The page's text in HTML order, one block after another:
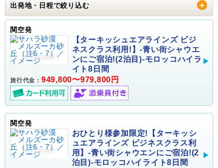
出発地・日程で絞り込む
関空発
【ターキッシュエアラインズ ビジ
ネスクラス利用!】-青い街シャウエ
ンにご宿泊!(2泊目)-モロッコハイラ
イト8日間
旅行代金： 949,800〜979,800円
関空発
おひとり様参加限定!【ターキッシ
ュエアラインズ ビジネスクラス利
用】-青い街シャウエンにご宿泊!(2
泊目)-モロッコハイライト8日間